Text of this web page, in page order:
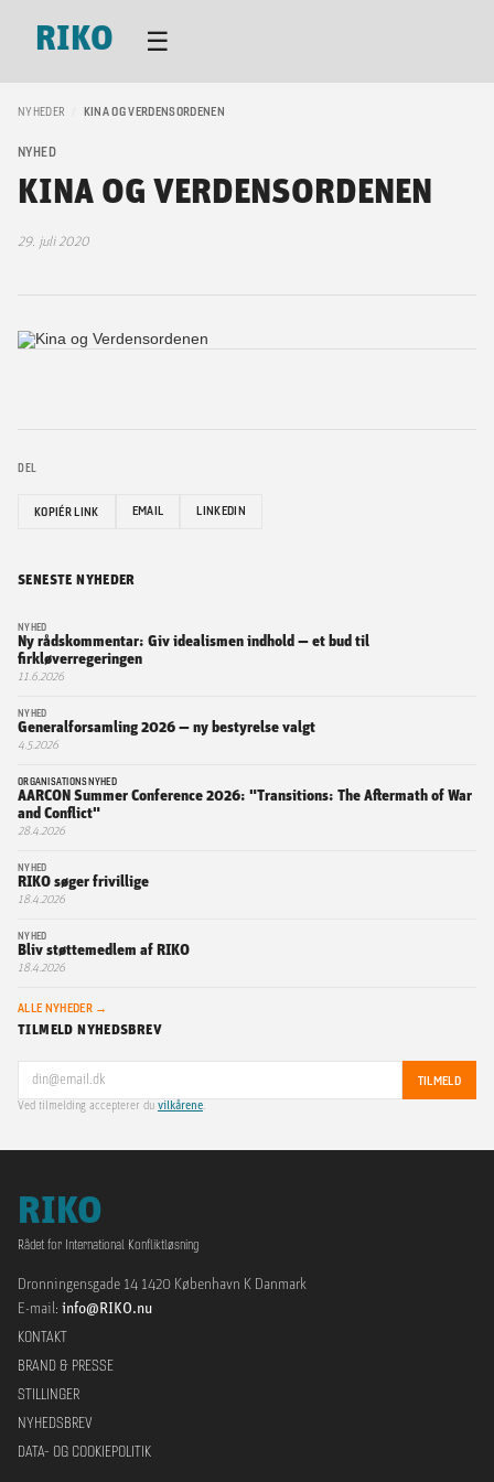
RIKO ☰
NYHEDER KINA OG VERDENSORDENEN
NYHED
KINA OG VERDENSORDENEN
29. juli 2020
DEL
KOPIÉR LINK EMAIL LINKEDIN
SENESTE NYHEDER
NYHED
Ny rådskommentar: Giv idealismen indhold — et bud til
firkløverregeringen
11.6.2026
NYHED
Generalforsamling 2026 — ny bestyrelse valgt
4.5.2026
ORGANISATIONSNYHED
AARCON Summer Conference 2026: "Transitions: The Aftermath of War
and Conflict"
28.4.2026
NYHED
RIKO søger frivillige
18.4.2026
NYHED
Bliv støttemedlem af RIKO
18.4.2026
ALLE NYHEDER →
TILMELD NYHEDSBREV
TILMELD
Ved tilmelding accepterer du vilkårene.
RIKO
Rådet for International Konfliktløsning
Dronningensgade 14 1420 København K Danmark
E-mail: info@RIKO.nu
KONTAKT
BRAND & PRESSE
STILLINGER
NYHEDSBREV
DATA- OG COOKIEPOLITIK